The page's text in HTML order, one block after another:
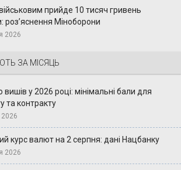
прийде 10 тисяч гривень
роз’яснення Міноборони
2026
ЗА МІСЯЦЬ
вишів у 2026 році: мінімальні бали для
та контракту
курс валют на 2 серпня: дані Нацбанку
2026